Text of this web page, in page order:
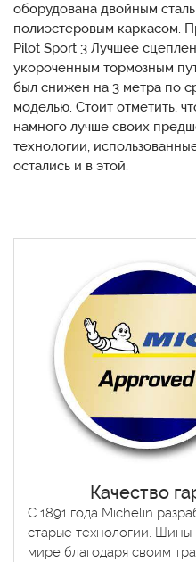
оборудована двойным
полиэстеровым каркасом.
Pilot Sport 3 Лучшее
укороченным тормозным
был снижен на 3 метра по
моделью. Стоит отметить,
намного лучше своих
технологии,
остались и в этой.
Качество
С 1891 года Michelin
старые технологии.
мире благодаря своим